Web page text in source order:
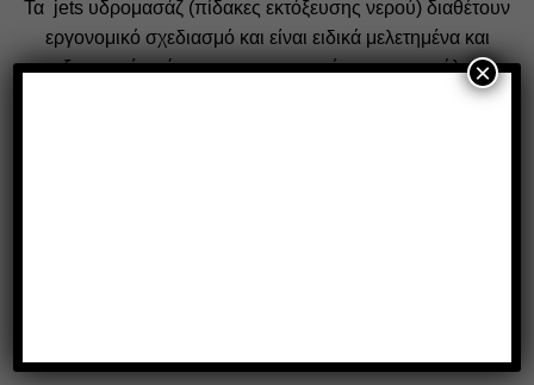
Τα jets υδρομασάζ (πίδακες εκτόξευσης νερού) διαθέτουν
εργονομικό σχεδιασμό και είναι ειδικά μελετημένα και
ταξινομημένα ώστε να σας προσφέρουν την απόλυτη
χαλάρωση. Ταυτόχρονα, φωτίζονται με αποτέλεσμα να
×